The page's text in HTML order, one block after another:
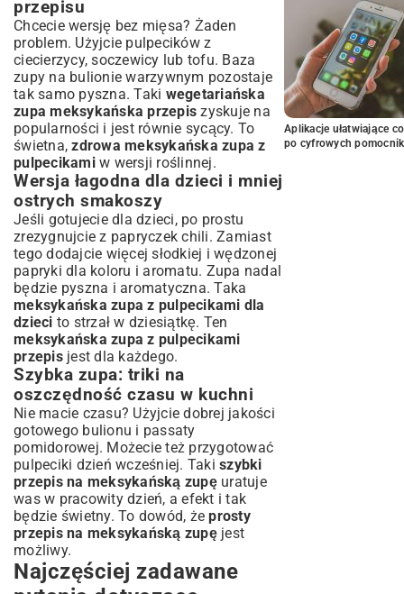
przepisu
Chcecie wersję bez mięsa? Żaden
problem. Użyjcie pulpecików z
ciecierzycy, soczewicy lub tofu. Baza
zupy na bulionie warzywnym pozostaje
tak samo pyszna. Taki wegetariańska
zupa meksykańska przepis zyskuje na
popularności i jest równie sycący. To
świetna,zdrowa meksykańska zupa z
pulpecikamiw wersji roślinnej.
Wersja łagodna dla dzieci i mniej
ostrych smakoszy
Jeśli gotujecie dla dzieci, po prostu
zrezygnujcie z papryczek chili. Zamiast
tego dodajcie więcej słodkiej i wędzonej
papryki dla koloru i aromatu. Zupa nadal
będzie pyszna i aromatyczna. Taka
meksykańska zupa z pulpecikami dla
dzieci to strzał w dziesiątkę. Ten
meksykańska zupa z pulpecikami
przepisjest dla każdego.
Szybka zupa: triki na
oszczędność czasu w kuchni
Nie macie czasu? Użyjcie dobrej jakości
gotowego bulionu i passaty
pomidorowej. Możecie też przygotować
pulpeciki dzień wcześniej. Taki szybki
przepis na meksykańską zupęuratuje
was w pracowity dzień, a efekt i tak
będzie świetny. To dowód, żeprosty
przepis na meksykańską zupęjest
możliwy.
Najczęściej zadawane
Aplikacje ułatwiające
po cyfrowych